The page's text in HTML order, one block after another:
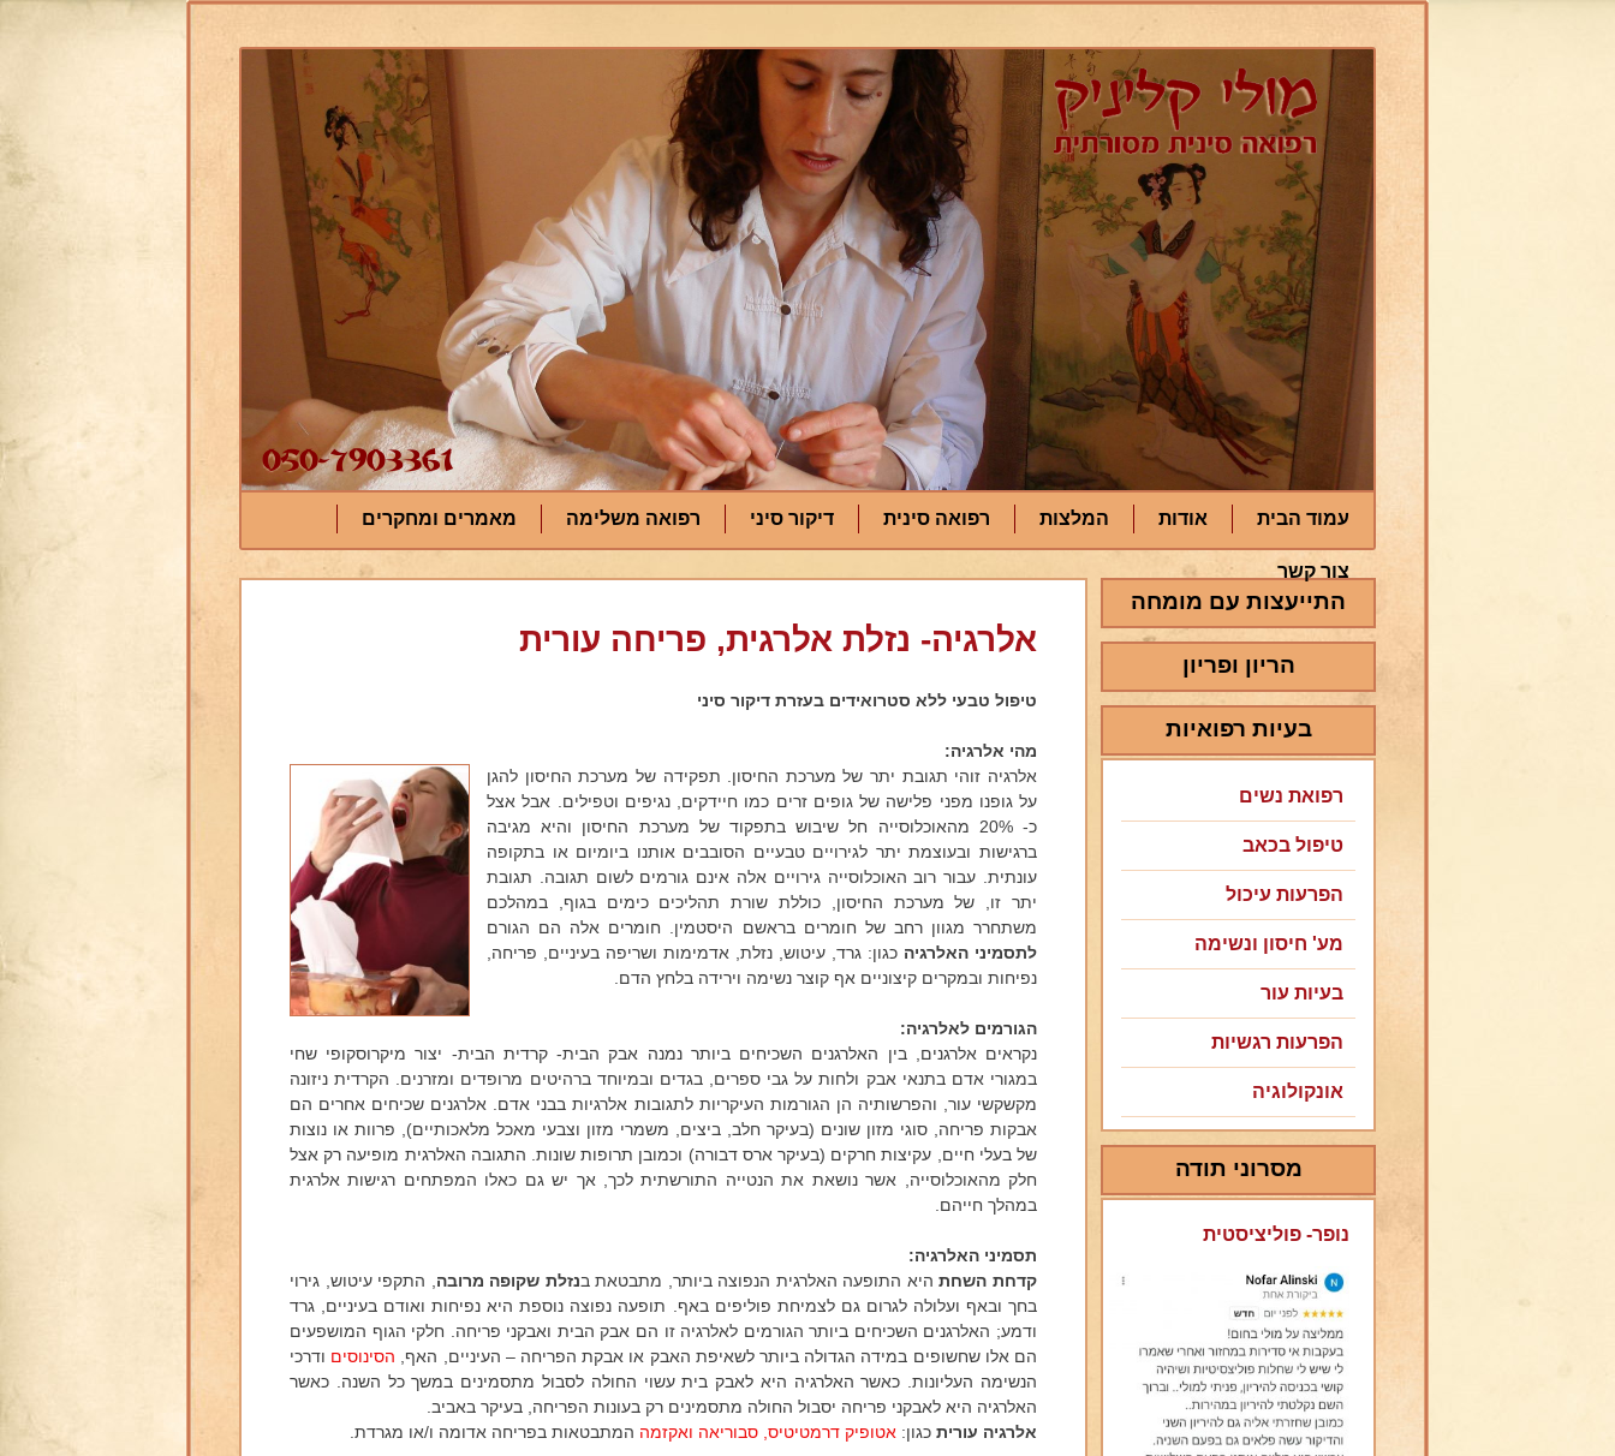
עמוד הבית אודות המלצות רפואה סינית דיקור סיני רפואה משלימה מאמרים ומחקרים
צור קשר
אלרגיה- נזלת אלרגית, פריחה עורית
טיפול טבעי ללא סטרואידים בעזרת דיקור סיני
מהי אלרגיה:
אלרגיה זוהי תגובת יתר של מערכת החיסון. תפקידה של מערכת החיסון להגן
על גופנו מפני פלישה של גופים זרים כמו חיידקים, נגיפים וטפילים. אבל אצל
כ- 20% מהאוכלוסייה חל שיבוש בתפקוד של מערכת החיסון והיא מגיבה
ברגישות ובעוצמת יתר לגירויים טבעיים הסובבים אותנו ביומיום או בתקופה
עונתית. עבור רוב האוכלוסייה גירויים אלה אינם גורמים לשום תגובה. תגובת
יתר זו, של מערכת החיסון, כוללת שורת תהליכים כימים בגוף, במהלכם
משתחרר מגוון רחב של חומרים בראשם היסטמין. חומרים אלה הם הגורם
לתסמיני האלרגיה כגון: גרד, עיטוש, נזלת, אדמימות ושריפה בעיניים, פריחה,
נפיחות ובמקרים קיצוניים אף קוצר נשימה וירידה בלחץ הדם.
הגורמים לאלרגיה:
נקראים אלרגנים, בין האלרגנים השכיחים ביותר נמנה אבק הבית- קרדית הבית- יצור מיקרוסקופי שחי
במגורי אדם בתנאי אבק ולחות על גבי ספרים, בגדים ובמיוחד ברהיטים מרופדים ומזרנים. הקרדית ניזונה
מקשקשי עור, והפרשותיה הן הגורמות העיקריות לתגובות אלרגיות בבני אדם. אלרגנים שכיחים אחרים הם
אבקות פריחה, סוגי מזון שונים (בעיקר חלב, ביצים, משמרי מזון וצבעי מאכל מלאכותיים), פרוות או נוצות
של בעלי חיים, עקיצות חרקים (בעיקר ארס דבורה) וכמובן תרופות שונות. התגובה האלרגית מופיעה רק אצל
חלק מהאוכלוסייה, אשר נושאת את הנטייה התורשתית לכך, אך יש גם כאלו המפתחים רגישות אלרגית
במהלך חייהם.
תסמיני האלרגיה:
קדחת השחת היא התופעה האלרגית הנפוצה ביותר, מתבטאת בנזלת שקופה מרובה , התקפי עיטוש, גירוי
בחך ובאף ועלולה לגרום גם לצמיחת פוליפים באף. תופעה נפוצה נוספת היא נפיחות ואודם בעיניים, גרד
ודמע; האלרגנים השכיחים ביותר הגורמים לאלרגיה זו הם אבק הבית ואבקני פריחה. חלקי הגוף המושפעים
הם אלו שחשופים במידה הגדולה ביותר לשאיפת האבק או אבקת הפריחה – העיניים, האף, הסינוסים ודרכי
הנשימה העליונות. כאשר האלרגיה היא לאבק בית עשוי החולה לסבול מתסמינים במשך כל השנה. כאשר
האלרגיה היא לאבקני פריחה יסבול החולה מתסמינים רק בעונות הפריחה, בעיקר באביב.
אלרגיה עורית כגון: אטופיק דרמטיטיס, סבוריאה ואקזמה המתבטאות בפריחה אדומה ו/או מגרדת.
התייעצות עם מומחה
הריון ופריון
בעיות רפואיות
רפואת נשים
טיפול בכאב
הפרעות עיכול
מע' חיסון ונשימה
בעיות עור
הפרעות רגשיות
אונקולוגיה
מסרוני תודה
נופר- פוליציסטית